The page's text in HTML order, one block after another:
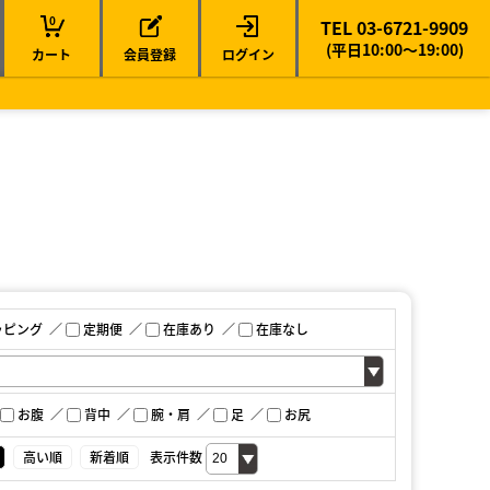
カート
0
会員登録 ログイン
TEL 03-6721-9909
(平日10:00～19:00)
ング 定期便 在庫あり 在庫なし
お腹 背中 腕・肩 足 お尻
高い順 新着順 表示件数